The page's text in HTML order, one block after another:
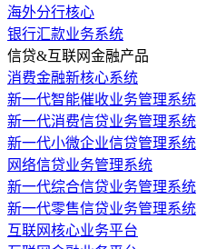
海外分行核心
银行汇款业务系统
信贷&互联网金融产品
消费金融新核心系统
新一代智能催收业务管理系统
新一代消费信贷业务管理系统
新一代小微企业信贷管理系统
网络信贷业务管理系统
新一代综合信贷业务管理系统
新一代零售信贷业务管理系统
互联网核心业务平台